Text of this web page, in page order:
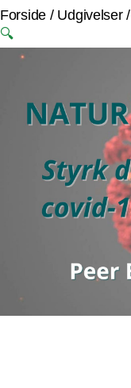
Forside / Udgivelser/
🔍